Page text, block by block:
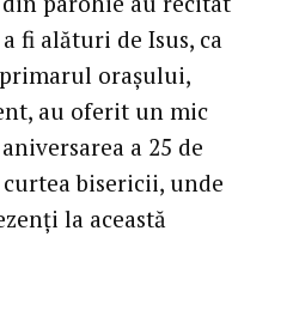
fi alături de Isus, ca
orașului,
au oferit un mic
a 25 de
bisericii, unde
la această